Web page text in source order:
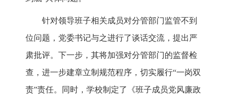
针对领导班子相关成员对分管部门监管不到
位问题，党委书记与之进行了谈话交流，提出严
肃批评。下一步，其将加强对分管部门的监督检
查，进一步建章立制规范程序，切实履行“一岗双
责”责任。同时，学校制定了《班子成员党风廉政